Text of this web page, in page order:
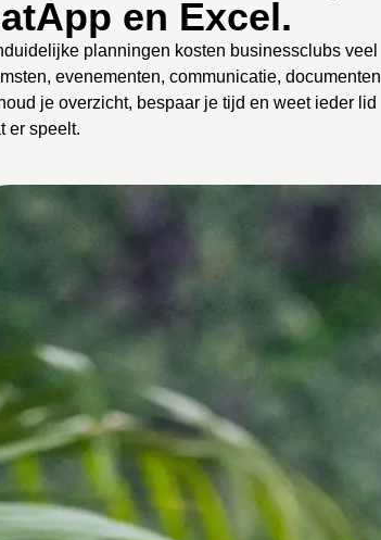
en Excel.
planningen kosten businessclubs veel
evenementen, communicatie, documenten
je overzicht, bespaar je tijd en weet ieder lid
er speelt.